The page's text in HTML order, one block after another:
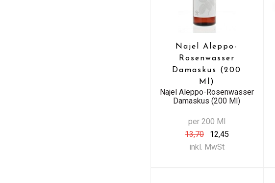
Najel Aleppo-
Rosenwasser
Damaskus (200
Ml)
Najel Aleppo-Rosenwasser
Damaskus (200 Ml)
per 200 Ml
13,70
12,45
inkl. MwSt